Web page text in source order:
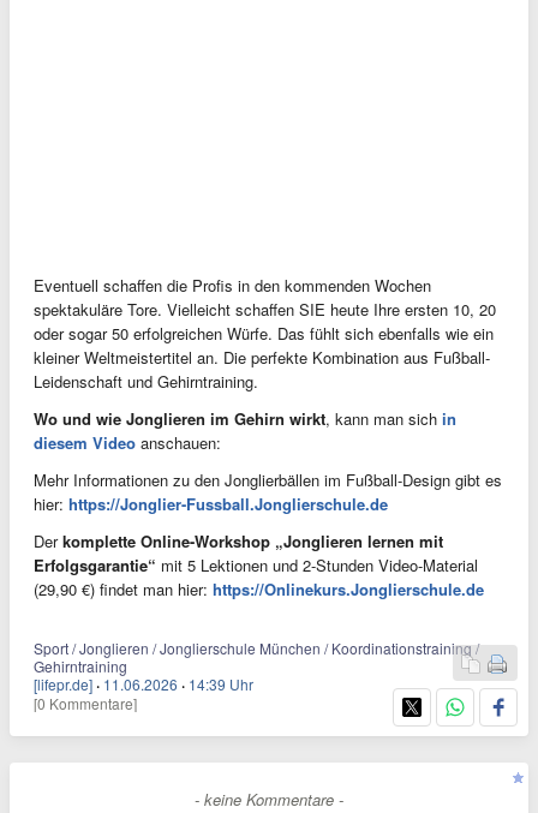
Eventuell schaffen die Profis in den kommenden Wochen
spektakuläre Tore. Vielleicht schaffen SIE heute Ihre ersten 10, 20
oder sogar 50 erfolgreichen Würfe. Das fühlt sich ebenfalls wie ein
kleiner Weltmeistertitel an. Die perfekte Kombination aus Fußball-
Leidenschaft und Gehirntraining.
Wo und wie Jonglieren im Gehirn wirkt, kann man sich in
diesem Video anschauen:
Mehr Informationen zu den Jonglierbällen im Fußball-Design gibt es
hier: https://Jonglier-Fussball.Jonglierschule.de
Derkomplette Online-Workshop „Jonglieren lernen mit
Erfolgsgarantie“ mit 5 Lektionen und 2-Stunden Video-Material
(29,90 €) findet man hier: https://Onlinekurs.Jonglierschule.de
Sport / Jonglieren / Jonglierschule München / Koordinationstraining /
Gehirntraining
[lifepr.de] · 11.06.2026 · 14:39 Uhr
[0 Kommentare]
- keine Kommentare -